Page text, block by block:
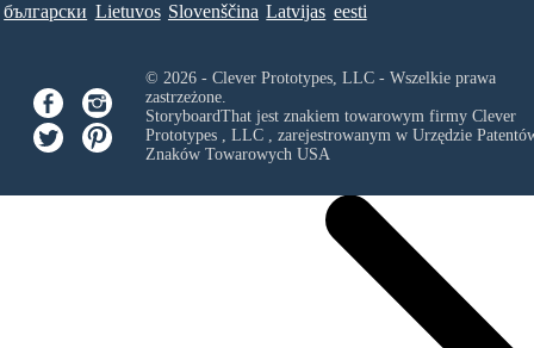
български Lietuvos Slovenščina Latvijas eesti
© 2026 - Clever Prototypes, LLC - Wszelkie prawa
zastrzeżone.
StoryboardThat jest znakiem towarowym firmy Clever
Prototypes , LLC, zarejestrowanym w Urzędzie
Znaków Towarowych USA